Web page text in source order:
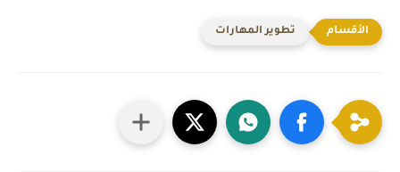
تطوير المهارات